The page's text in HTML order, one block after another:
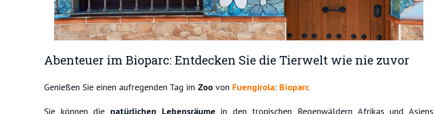
Abenteuer im Bioparc: Entdecken Sie die Tierwelt wie nie zuvor
Genießen Sie einen aufregenden Tag im Zoo von Fuengirola: Bioparc.
Sie können die natürlichen Lebensräume in den tropischen Regenwäldern Afrikas und Asiens